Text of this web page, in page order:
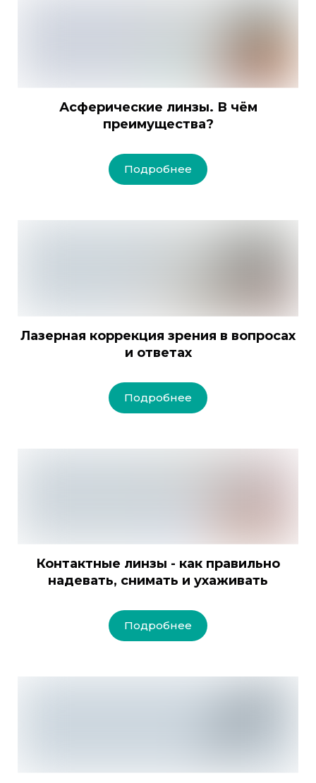
Асферические линзы. В чём
преимущества?
Подробнее
Лазерная коррекция зрения в вопросах
и ответах
Подробнее
Контактные линзы - как правильно
надевать, снимать и ухаживать
Подробнее